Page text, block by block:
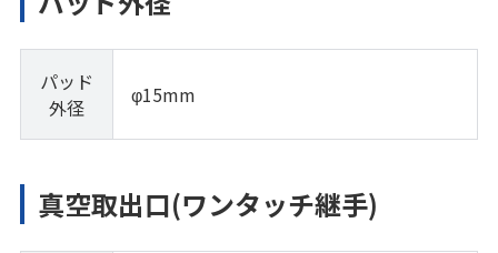
パッド
外径
φ15mm
真空取出口(ワンタッチ継手)